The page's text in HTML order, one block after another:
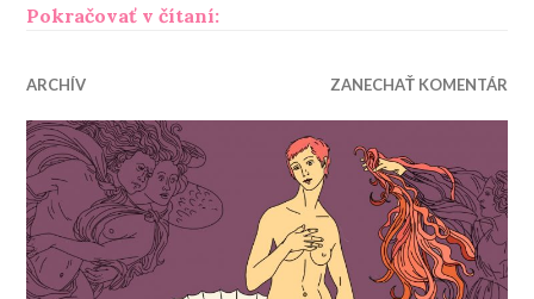
Pokračovať v čítaní:„Priznať je ťažké, skrývať ešte
ARCHÍV ZANECHAŤ KOMENTÁR